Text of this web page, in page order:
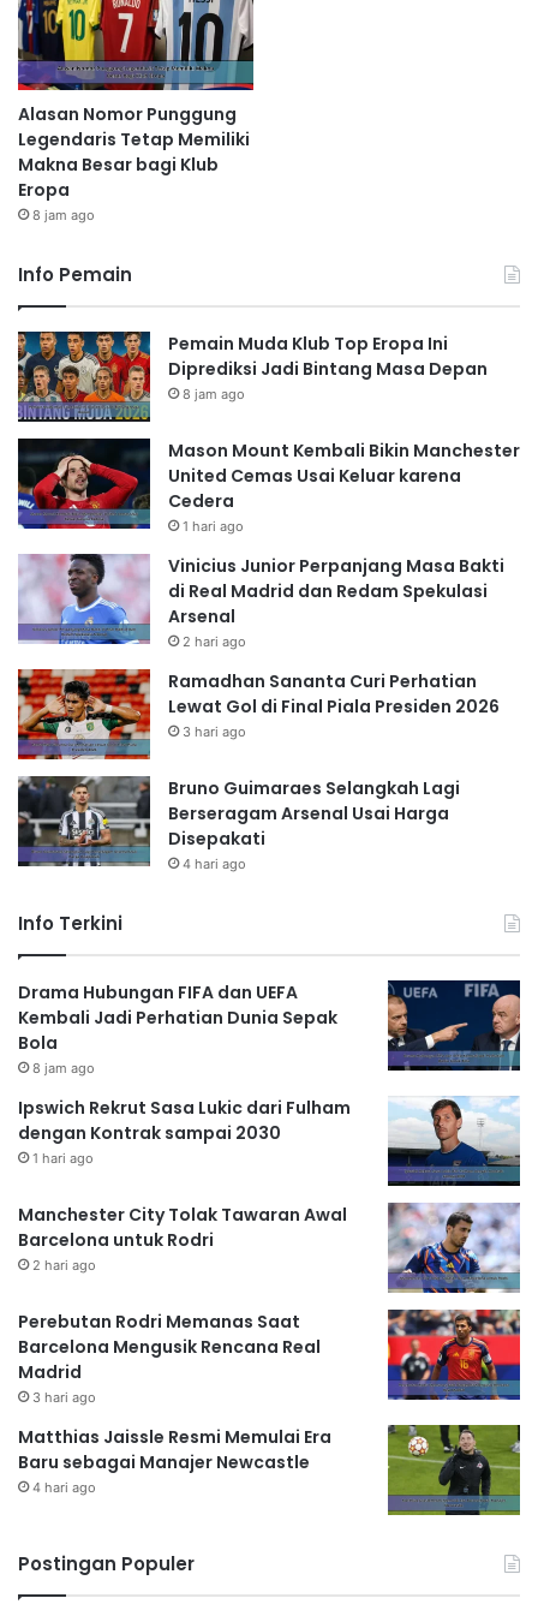
Alasan Nomor Punggung
Legendaris Tetap Memiliki
Makna Besar bagi Klub
Eropa
8 jam ago
Info Pemain
Pemain Muda Klub Top Eropa Ini
Diprediksi Jadi Bintang Masa Depan
8 jam ago
Mason Mount Kembali Bikin Manchester
United Cemas Usai Keluar karena
Cedera
1 hari ago
Vinicius Junior Perpanjang Masa Bakti
di Real Madrid dan Redam Spekulasi
Arsenal
2 hari ago
Ramadhan Sananta Curi Perhatian
Lewat Gol di Final Piala Presiden 2026
3 hari ago
Bruno Guimaraes Selangkah Lagi
Berseragam Arsenal Usai Harga
Disepakati
4 hari ago
Info Terkini
Drama Hubungan FIFA dan UEFA
Kembali Jadi Perhatian Dunia Sepak
Bola
8 jam ago
Ipswich Rekrut Sasa Lukic dari Fulham
dengan Kontrak sampai 2030
1 hari ago
Manchester City Tolak Tawaran Awal
Barcelona untuk Rodri
2 hari ago
Perebutan Rodri Memanas Saat
Barcelona Mengusik Rencana Real
Madrid
3 hari ago
Matthias Jaissle Resmi Memulai Era
Baru sebagai Manajer Newcastle
4 hari ago
Postingan Populer